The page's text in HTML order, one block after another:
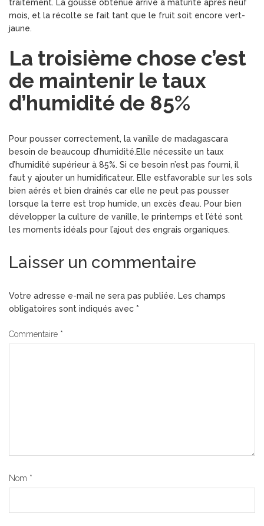
traitement. La gousse obtenue arrive à maturité après neuf
mois, et la récolte se fait tant que le fruit soit encore vert-
jaune.
La troisième chose c’est
de maintenir le taux
d’humidité de 85%
Pour pousser correctement, la vanille de madagascara
besoin de beaucoup d’humidité.Elle nécessite un taux
d’humidité supérieur à 85%. Si ce besoin n’est pas fourni, il
faut y ajouter un humidificateur. Elle estfavorable sur les sols
bien aérés et bien drainés car elle ne peut pas pousser
lorsque la terre est trop humide, un excès d’eau. Pour bien
développer la culture de vanille, le printemps et l’été sont
les moments idéals pour l’ajout des engrais organiques.
Laisser un commentaire
Votre adresse e-mail ne sera pas publiée. Les champs
obligatoires sont indiqués avec *
Commentaire *
Nom *